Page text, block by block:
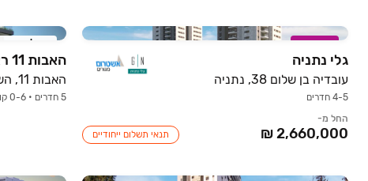
במבצע
גלי נתניה
עובדיה בן שלום 38, נתניה
4-5 חדרים
החל מ-
תנאי תשלום ייחודיים
אכלוס קרוב
האבות 11 ראשון לציון
האבות 11, השומר, ראשון לציון
5 חדרים • 0-6 קומות • 120-170 מ״ר